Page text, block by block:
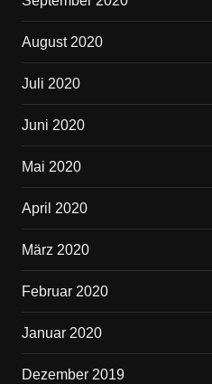
August 2020
Juli 2020
Juni 2020
Mai 2020
April 2020
März 2020
Februar 2020
Januar 2020
Dezember 2019